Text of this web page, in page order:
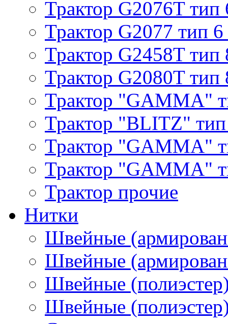
Трактор G2076T тип
Трактор G2077 тип 6
Трактор G2458T тип
Трактор G2080T тип
Трактор "GAMMA"
Трактор "BLITZ"
Трактор "GAMMA"
Трактор "GAMMA"
Трактор прочие
Нитки
Швейные
Швейные
Швейные
Швейные